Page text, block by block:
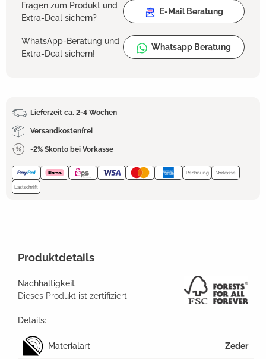
Fragen zum Produkt und
Extra-Deal sichern?
E-Mail Beratung
WhatsApp-Beratung und
Extra-Deal sichern!
Whatsapp Beratung
Lieferzeit ca. 2-4 Wochen
Versandkostenfrei
-2% Skonto bei Vorkasse
Rechnung Vorkasse
Lastschrift
Produktdetails
Nachhaltigkeit
Dieses Produkt ist zertifiziert
Details:
Materialart Zeder